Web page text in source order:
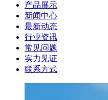
产品展示
新闻中心
最新动态
行业资讯
常见问题
实力见证
联系方式